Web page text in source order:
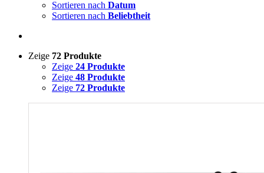
Sortieren nach Datum
Sortieren nach Beliebtheit
Zeige 72 Produkte
Zeige 24 Produkte
Zeige 48 Produkte
Zeige 72 Produkte